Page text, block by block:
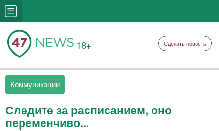
18+ Сделать новость
Коммуникации
Следите за расписанием, оно
переменчиво...